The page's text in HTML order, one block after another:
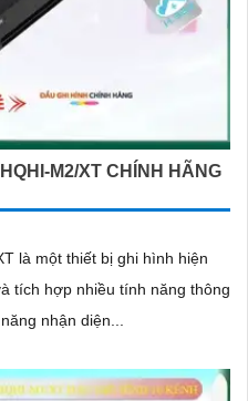
M2/XT CHÍNH HÃNG
là một thiết bị ghi hình hiện
tích hợp nhiều tính năng thông
năng nhận diện...